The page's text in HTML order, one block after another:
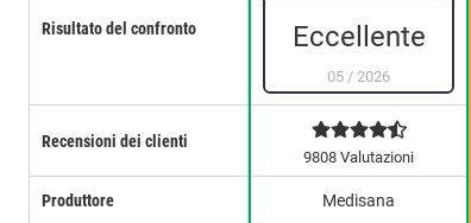
Risultato del confronto
Recensioni dei clienti
Produttore
Eccellente
05 / 2026
9808 Valutazioni
Medisana